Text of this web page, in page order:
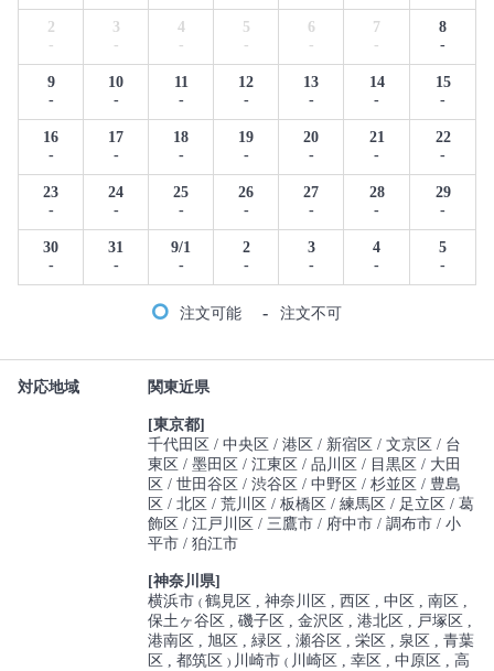
2
-
3
-
4
-
5
-
6
-
7
-
8
-
9
-
10
-
11
-
12
-
13
-
14
-
15
-
16
-
17
-
18
-
19
-
20
-
21
-
22
-
23
-
24
-
25
-
26
-
27
-
28
-
29
-
30
-
31
-
9/1
-
2
-
3
-
4
-
5
-
注文可能 - 注文不可
対応地域 関東近県
[東京都]
千代田区 中央区 港区 新宿区 文京区 台
東区 墨田区 江東区 品川区 目黒区 大田
区 世田谷区 渋谷区 中野区 杉並区 豊島
区 北区 荒川区 板橋区 練馬区 足立区 葛
飾区 江戸川区 三鷹市 府中市 調布市 小
平市 狛江市
[神奈川県]
横浜市(鶴見区 神奈川区 西区 中区
南区
保土ヶ谷区
磯子区 金沢区 港北区
戸塚区
港南区
旭区 緑区 瀬谷区 栄区 泉区
青葉
区
都筑区) 川崎市( 川崎区 幸区 中原区
高